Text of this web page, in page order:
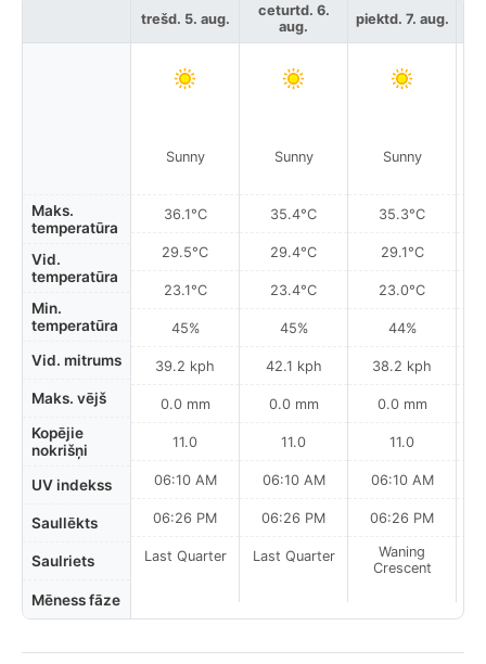
Maks.
temperatūra
Vid.
temperatūra
Min.
temperatūra
Vid. mitrums
Maks. vējš
Kopējie
nokrišņi
UV indekss
Saullēkts
Saulriets
Mēness fāze
trešd. 5. aug.
Sunny
36.1°C
29.5°C
23.1°C
45%
39.2 kph
0.0 mm
11.0
06:10 AM
06:26 PM
Last Quarter
ceturtd. 6.
aug.
Sunny
35.4°C
29.4°C
23.4°C
45%
42.1 kph
0.0 mm
11.0
06:10 AM
06:26 PM
Last Quarter
piektd. 7. aug.
Sunny
35.3°C
29.1°C
23.0°C
44%
38.2 kph
0.0 mm
11.0
06:10 AM
06:26 PM
Waning
Crescent